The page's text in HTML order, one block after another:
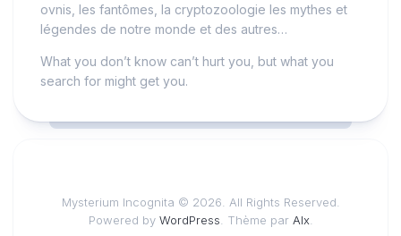
ovnis, les fantômes, la cryptozoologie les mythes et
légendes de notre monde et des autres…
What you don’t know can’t hurt you, but what you
search for might get you.
Mysterium Incognita © 2026. All Rights Reserved.
Powered by WordPress . Thème par Alx